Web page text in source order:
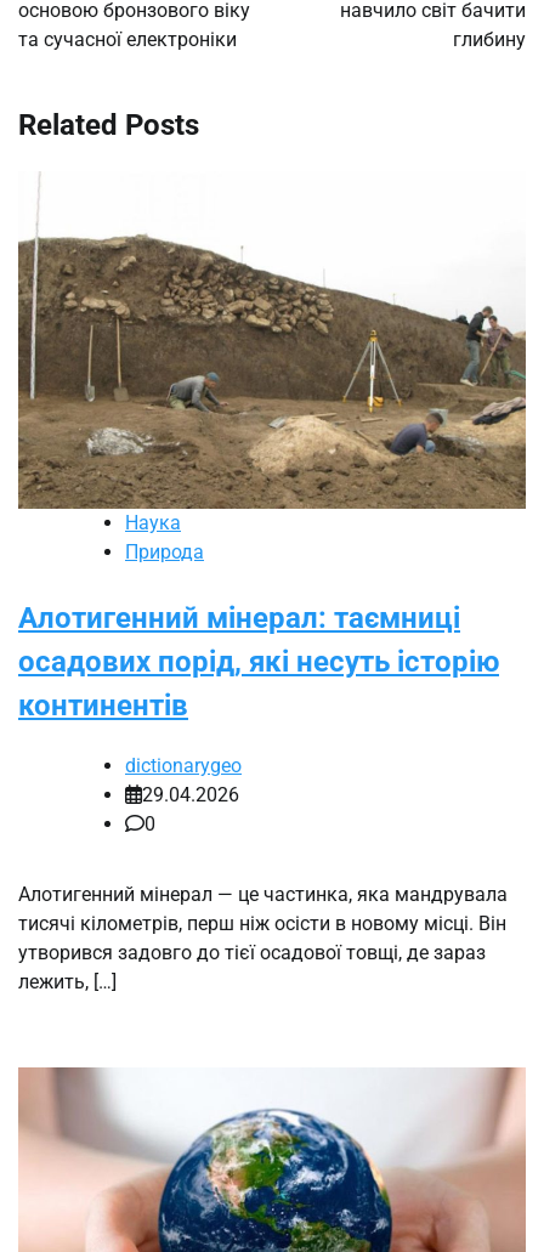
основою бронзового віку
та сучасної електроніки
навчило світ бачити
глибину
Related Posts
Наука
Природа
Алотигенний мінерал: таємниці
осадових порід, які несуть історію
континентів
dictionarygeo
29.04.2026
0
Алотигенний мінерал — це частинка, яка мандрувала
тисячі кілометрів, перш ніж осісти в новому місці. Він
утворився задовго до тієї осадової товщі, де зараз
лежить, […]